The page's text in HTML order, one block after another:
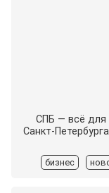
СПБ — всё для
Санкт-
бизнес